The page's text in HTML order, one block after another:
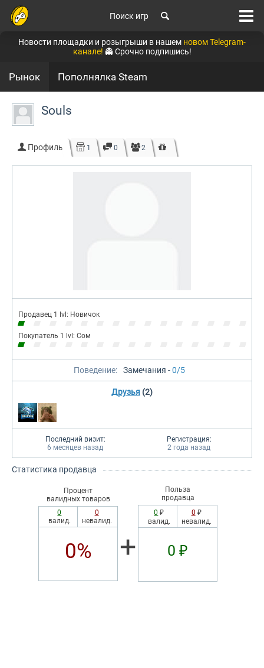
Поиск игр
Новости площадки и розыгрыши в нашем новом Telegram-
канале! 👻 Срочно подпишись!
Рынок Пополнялка Steam
Souls
Профиль 1 0 2
Продавец 1 lvl: Новичок
Покупатель 1 lvl: Сом
Поведение: Замечания -0/5
Друзья (2)
Последний визит:
6 месяцев назад
Регистрация:
2 года назад
Статистика продавца
Процент
валидных товаров
0
валид.
0
невалид.
0% +
Польза
продавца
0 ₽
валид.
0 ₽
невалид.
0 ₽